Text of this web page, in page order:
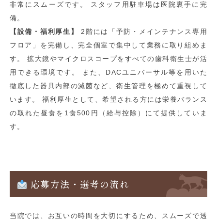
非常にスムーズです。 スタッフ用駐車場は医院裏手に完
備。
【設備・福利厚生】
2階には「予防・メインテナンス専用
フロア」を完備し、完全個室で集中して業務に取り組めま
す。 拡大鏡やマイクロスコープをすべての歯科衛生士が活
用できる環境です。 また、DACユニバーサル等を用いた
徹底した器具内部の滅菌など、衛生管理を極めて重視して
います。 福利厚生として、希望される方には栄養バランス
の取れた昼食を1食500円（給与控除）にて提供していま
す。
応募方法・選考の流れ
当院では、お互いの時間を大切にするため、スムーズで透